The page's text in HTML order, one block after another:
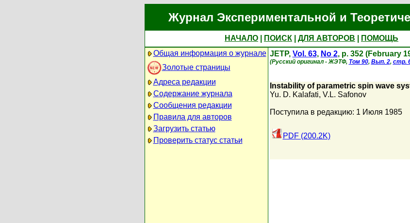
Журнал Экспериментальной и
НАЧАЛО ПОИСК ДЛЯ АВТОРОВ
ПОМОЩЬ
Общая информация о журнале
Золотые страницы
Адреса редакции
Содержание журнала
Сообщения редакции
Правила для авторов
Загрузить статью
Проверить статус статьи
JETP, Vol. 63, No 2, p. 352 (February
(Русский оригинал - ЖЭТФ, Том 90, Вып. 2, стр.
Instability of parametric spin wave
Yu. D. Kalafati, V.L. Safonov
Поступила в редакцию: 1 Июля 1985
PDF (200.2K)